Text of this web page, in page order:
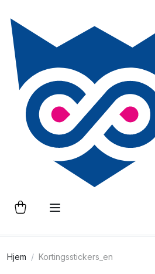
Hjem Kortingsstickers_en